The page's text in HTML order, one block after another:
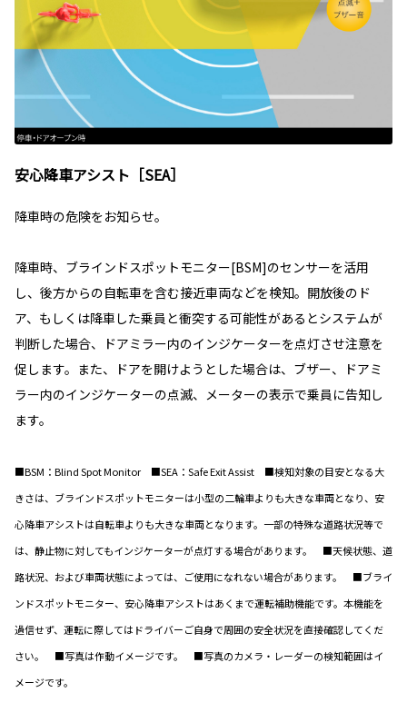
安心降車アシスト［SEA］
降車時の危険をお知らせ。
降車時、ブラインドスポットモニター[BSM]のセンサーを活用
し、後方からの自転車を含む接近車両などを検知。開放後のド
ア、もしくは降車した乗員と衝突する可能性があるとシステムが
判断した場合、ドアミラー内のインジケーターを点灯させ注意を
促します。また、ドアを開けようとした場合は、ブザー、ドアミ
ラー内のインジケーターの点滅、メーターの表示で乗員に告知し
ます。
■BSM：Blind Spot Monitor ■SEA：Safe Exit Assist ■検知対象の目安となる大
きさは、ブラインドスポットモニターは小型の二輪車よりも大きな車両となり、安
心降車アシストは自転車よりも大きな車両となります。一部の特殊な道路状況等で
は、静止物に対してもインジケーターが点灯する場合があります。 ■天候状態、道
路状況、および車両状態によっては、ご使用になれない場合があります。 ■ブライ
ンドスポットモニター、安心降車アシストはあくまで運転補助機能です。本機能を
過信せず、運転に際してはドライバーご自身で周囲の安全状況を直接確認してくだ
さい。 ■写真は作動イメージです。 ■写真のカメラ・レーダーの検知範囲はイ
メージです。